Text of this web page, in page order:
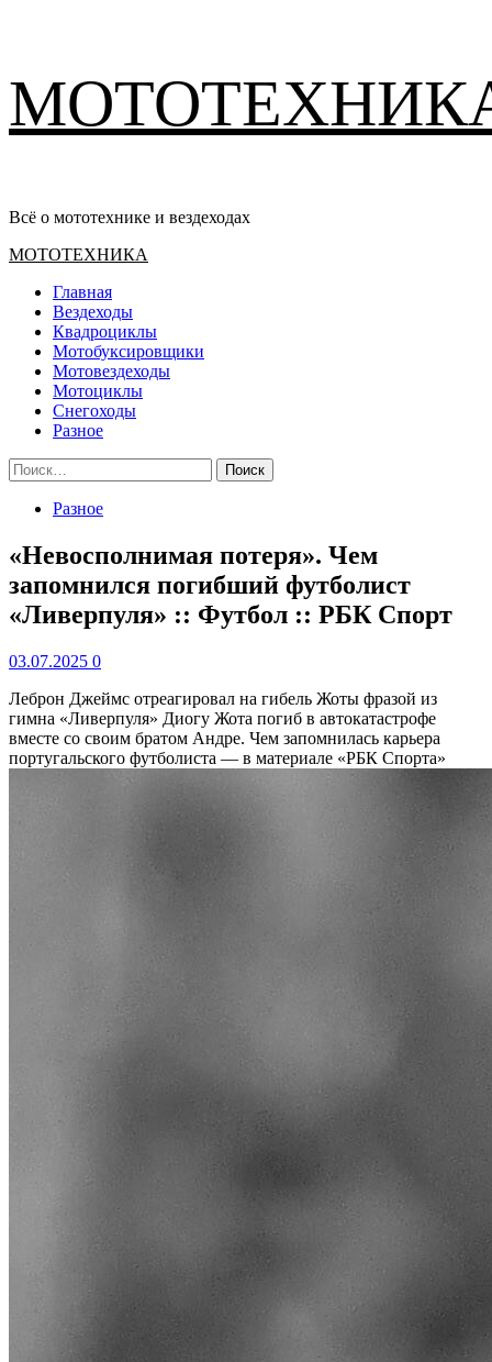
содержимому
Всё о мототехнике и вездеходах
Основное
МОТОТЕХНИКА
Главная
Вездеходы
Квадроциклы
Мотобуксировщики
Мотовездеходы
Мотоциклы
Снегоходы
Разное
Найти:
Разное
«Невосполнимая потеря». Чем
запомнился погибший футболист
«Ливерпуля» :: Футбол :: РБК Спорт
03.07.2025 0
Леброн Джеймс отреагировал на гибель Жоты фразой из
гимна «Ливерпуля» Диогу Жота погиб в автокатастрофе
вместе со своим братом Андре. Чем запомнилась карьера
португальского футболиста — в материале «РБК Спорта»